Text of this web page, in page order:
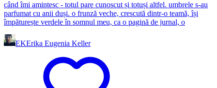
când îmi amintesc - totul pare cunoscut și totuși altfel. umbrele s-au
parfumat cu anii duși. o frunză veche, crescută dintr-o teamă, își
împăturește verdele în somnul meu, ca o pagină de jurnal, o
EKErika Eugenia Keller